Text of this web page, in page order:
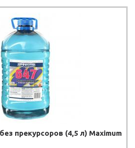
прекурсоров (4,5 л) Maximum